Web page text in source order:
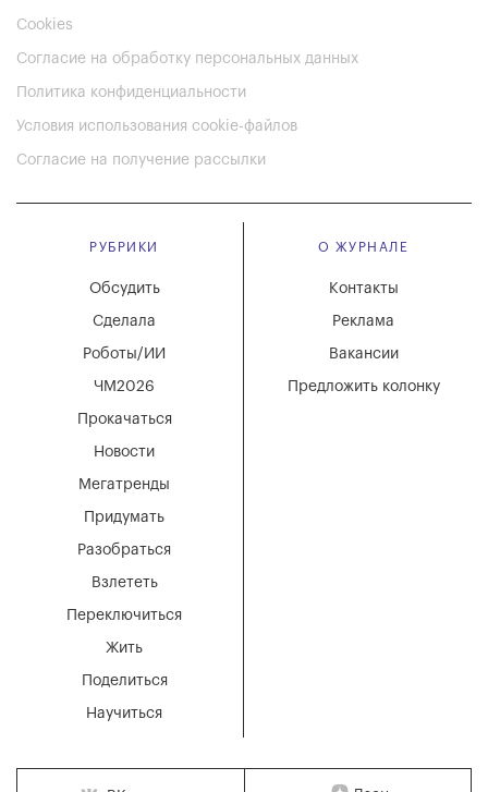
Cookies
Согласие на обработку персональных данных
Политика конфиденциальности
Условия использования cookie-файлов
Согласие на получение рассылки
РУБРИКИ
Мегатренды
Придумать
Разобраться
Взлететь
Новости
Переключиться
Жить
Поделиться
Научиться
Обсудить
Сделала
Роботы/ИИ
ЧМ2026
Прокачаться
О ЖУРНАЛЕ
Вакансии
Реклама
Контакты
Предложить колонку